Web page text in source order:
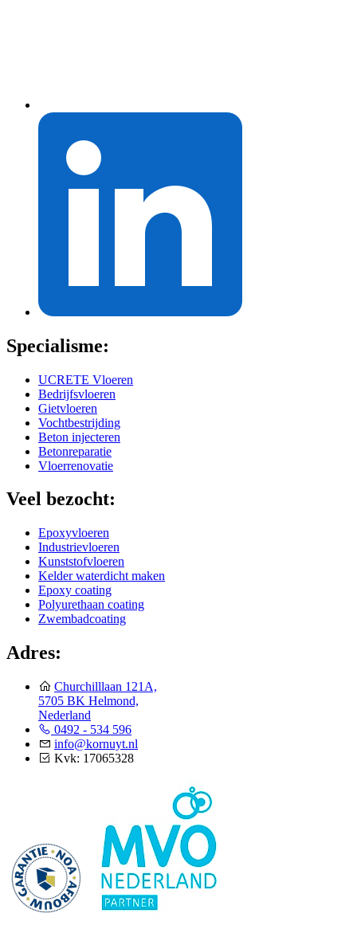
Specialisme:
UCRETE Vloeren
Bedrijfsvloeren
Gietvloeren
Vochtbestrijding
Beton injecteren
Betonreparatie
Vloerrenovatie
Veel bezocht:
Epoxyvloeren
Industrievloeren
Kunststofvloeren
Kelder waterdicht maken
Epoxy coating
Polyurethaan coating
Zwembadcoating
Adres:
Churchilllaan 121A,
5705 BK Helmond,
Nederland
0492 - 534 596
info@kornuyt.nl
Kvk: 17065328